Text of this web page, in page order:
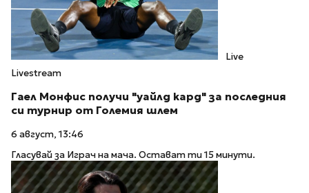
Live
Livestream
Гаел Монфис получи "уайлд кард" за последния
си турнир от Големия шлем
6 август, 13:46
Гласувай за Играч на мача. Остават ти 15 минути.